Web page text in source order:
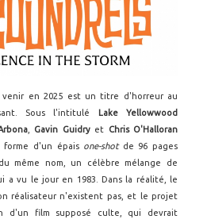
en 2025 est un titre d'horreur au
Sous l'intitulé
Lake Yellowwood
, Gavin Guidry et Chris O'Halloran
forme d'un épais one-shot de 96 pages
même nom, un célèbre mélange de
a vu le jour en 1983. Dans la réalité, le
réalisateur n'existent pas, et le projet
d'un film supposé culte, qui devrait